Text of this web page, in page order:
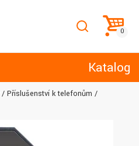
Katalog
Příslušenství k telefonům